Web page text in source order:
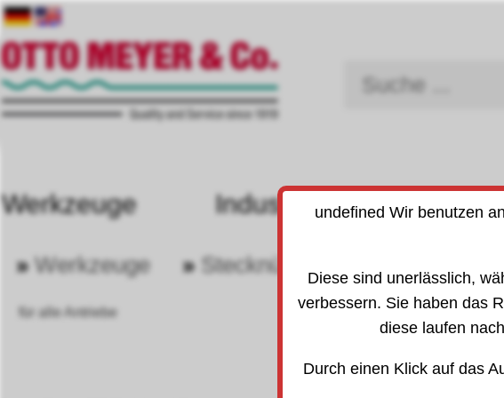
Werkzeuge Industriebedarf
» Werkzeuge » Stecknüsse u. Knarren »
für alle Antriebe
undefined Wir benutzen
Diese sind unerlässlich,
verbessern. Sie haben das
diese laufen
Durch einen Klick auf das